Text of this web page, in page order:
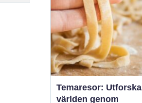
Temaresor: Utforska
världen genom